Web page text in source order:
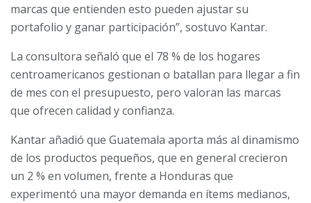
marcas que entienden esto pueden ajustar su
portafolio y ganar participación”, sostuvo Kantar.
La consultora señaló que el 78 % de los hogares
centroamericanos gestionan o batallan para llegar a fin
de mes con el presupuesto, pero valoran las marcas
que ofrecen calidad y confianza.
Kantar añadió que Guatemala aporta más al dinamismo
de los productos pequeños, que en general crecieron
un 2 % en volumen, frente a Honduras que
experimentó una mayor demanda en ítems medianos,